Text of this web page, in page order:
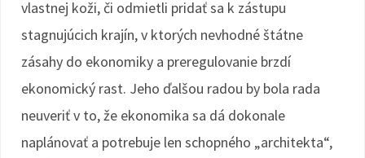
vlastnej koži, či odmietli pridať sa k zástupu
stagnujúcich krajín, v ktorých nevhodné štátne
zásahy do ekonomiky a preregulovanie brzdí
ekonomický rast. Jeho ďalšou radou by bola rada
neuveriť v to, že ekonomika sa dá dokonale
naplánovať a potrebuje len schopného „architekta“,